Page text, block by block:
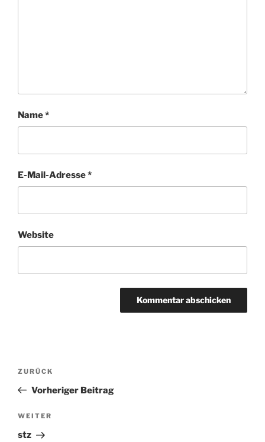
Name*
E-Mail-Adresse*
Website
Beitragsnavigation
Vorheriger
Beitrag
ZURÜCK
Vorheriger Beitrag
Nächster
Beitrag
WEITER
stz